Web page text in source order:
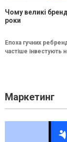
Чому великі
роки
Епоха гучних
частіше інвестують
Маркетинг